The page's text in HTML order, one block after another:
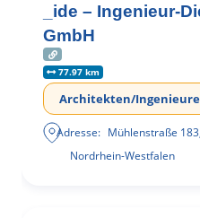
_ide – Ingenieur-
GmbH
77.97 km
Architekten/Ingenieure
Adresse: Mühlenstraße 183
Nordrhein-Westfalen